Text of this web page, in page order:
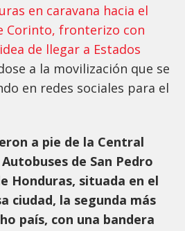
en caravana hacia el
Corinto, fronterizo con
de llegar a Estados
a la movilización que se
en redes sociales para el
a pie de la Central
de San Pedro
Honduras, situada en el
ciudad, la segunda más
país, con una bandera